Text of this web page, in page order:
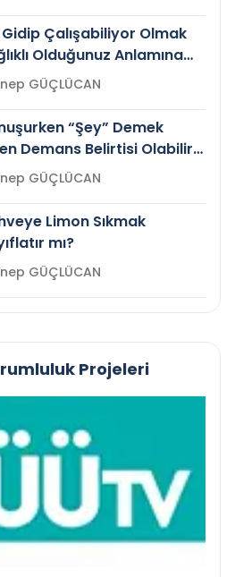
Gidip Çalışabiliyor Olmak
Olduğunuz Anlamına
mi?Zeynep GÜÇLÜCAN
“Şey” Demek
Demans Belirtisi Olabilir
Zeynep GÜÇLÜCAN
Limon Sıkmak
mı?
Zeynep GÜÇLÜCAN
Projeleri